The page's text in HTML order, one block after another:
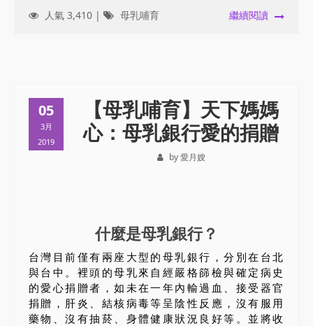
人氣 3,410 | 母乳哺育 繼續閱讀
05
3月
2019
【母乳哺育】天下媽媽
心：母乳銀行愛的捐贈
by 愛月嫂
什麼是母乳銀行？
台灣目前僅有兩座大型的母乳銀行，分別在台北
與台中。裡頭的母乳來自經嚴格篩檢與確定病史
的愛心捐贈者，如未在一年內輸過血、接受器官
捐贈，肝炎、結核病毒等呈陰性反應，沒有服用
藥物、沒有抽菸、身體健康狀況良好等。並將收